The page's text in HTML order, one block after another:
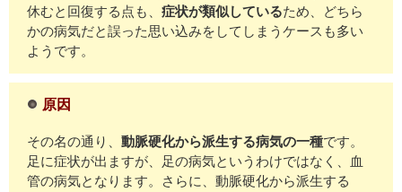
休むと回復する点も、 症状が類似しているため、どちら
かの病気だと誤った思い込みをしてしまうケースも多い
ようです。
原因
その名の通り、 動脈硬化から派生する病気の一種です。
足に症状が出ますが、足の病気というわけではなく、血
管の病気となります。さらに、動脈硬化から派生する